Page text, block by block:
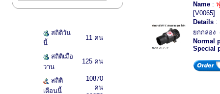
สถิติวัน
นี้
11 คน
สถิติเมื่อ
วาน
125 คน
สถิติ
เดือนนี้
10870
คน
Name :
[V0065]
Details :
ยกกล่อง
Normal
Special